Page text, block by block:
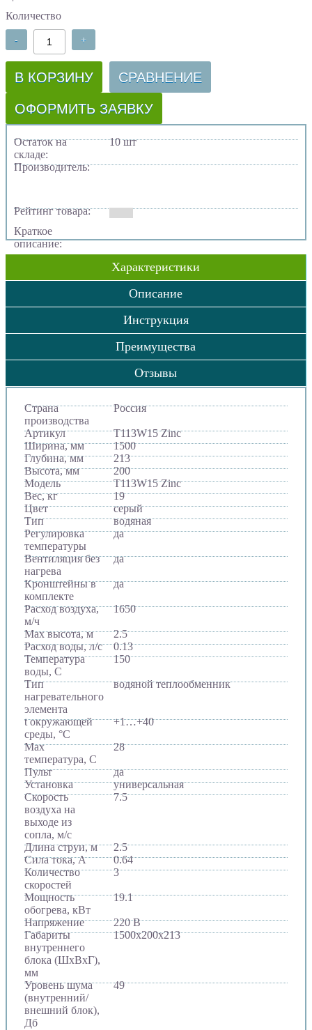
Количество
- +
В КОРЗИНУ СРАВНЕНИЕ
ОФОРМИТЬ ЗАЯВКУ
Остаток на
складе:
10 шт
Производитель:
Рейтинг товара:
Краткое
описание:
Характеристики
Описание
Инструкция
Преимущества
Отзывы
Страна
производства
Россия
Артикул
T113W15 Zinc
Ширина, мм
1500
Глубина, мм
213
Высота, мм
200
Модель
T113W15 Zinc
Вес, кг
19
Цвет
серый
Тип
водяная
Регулировка
температуры
да
Вентиляция без
нагрева
да
Кронштейны в
комплекте
да
Расход воздуха,
м/ч
1650
Max высота, м
2.5
Расход воды, л/с
0.13
Температура
воды, C
150
Тип
нагревательного
элемента
водяной теплообменник
t окружающей
среды, °C
+1…+40
Max
температура, C
28
Пульт
да
Установка
универсальная
Скорость
воздуха на
выходе из
сопла, м/с
7.5
Длина струи, м
2.5
Сила тока, A
0.64
Количество
скоростей
3
Мощность
обогрева, кВт
19.1
Напряжение
220 В
Габариты
внутреннего
блока (ШхВхГ),
мм
1500х200х213
Уровень шума
(внутренний/
внешний блок),
Дб
49